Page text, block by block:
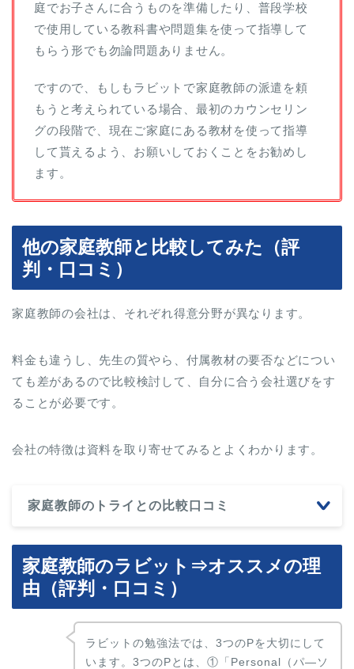
庭でお子さんに合うものを準備したり、普段学校
で使用している教科書や問題集を使って指導して
もらう形でも勿論問題ありません。
ですので、もしもラビットで家庭教師の派遣を頼
もうと考えられている場合、最初のカウンセリン
グの段階で、現在ご家庭にある教材を使って指導
して貰えるよう、お願いしておくことをお勧めし
ます。
他の家庭教師と比較してみた（評
判・口コミ）
家庭教師の会社は、それぞれ得意分野が異なります。
料金も違うし、先生の質やら、付属教材の要否などについ
ても差があるので比較検討して、自分に合う会社選びをす
ることが必要です。
会社の特徴は資料を取り寄せてみるとよくわかります。
家庭教師のトライとの比較口コミ
家庭教師のラビット⇒オススメの理
由（評判・口コミ）
ラビットの勉強法では、3つのPを大切にして
います。3つのPとは、①「Personal（パ―ソ